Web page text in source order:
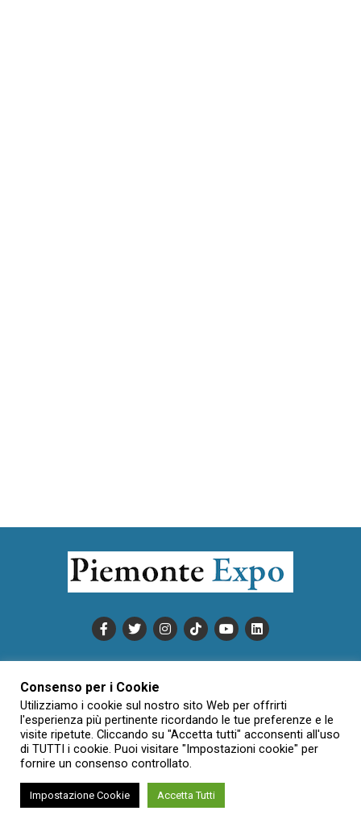
INFORMATIVA SULLA PRIVACY
CONDIZIONI DI UTILIZZO
DATI SOCIETARI
NOVAJO
CREDITS
CONTATTTI
Creative Commons Attribuzione - Non commerciale - Non opere
derivate 3.0 Italia (CC BY-NC-ND 3.0 IT)
Consenso per i Cookie
Utilizziamo i cookie sul nostro sito Web per offrirti
l'esperienza più pertinente ricordando le tue preferenze e le
visite ripetute. Cliccando su "Accetta tutti" acconsenti all'uso
di TUTTI i cookie. Puoi visitare "Impostazioni cookie" per
fornire un consenso controllato.
Impostazione Cookie Accetta Tutti